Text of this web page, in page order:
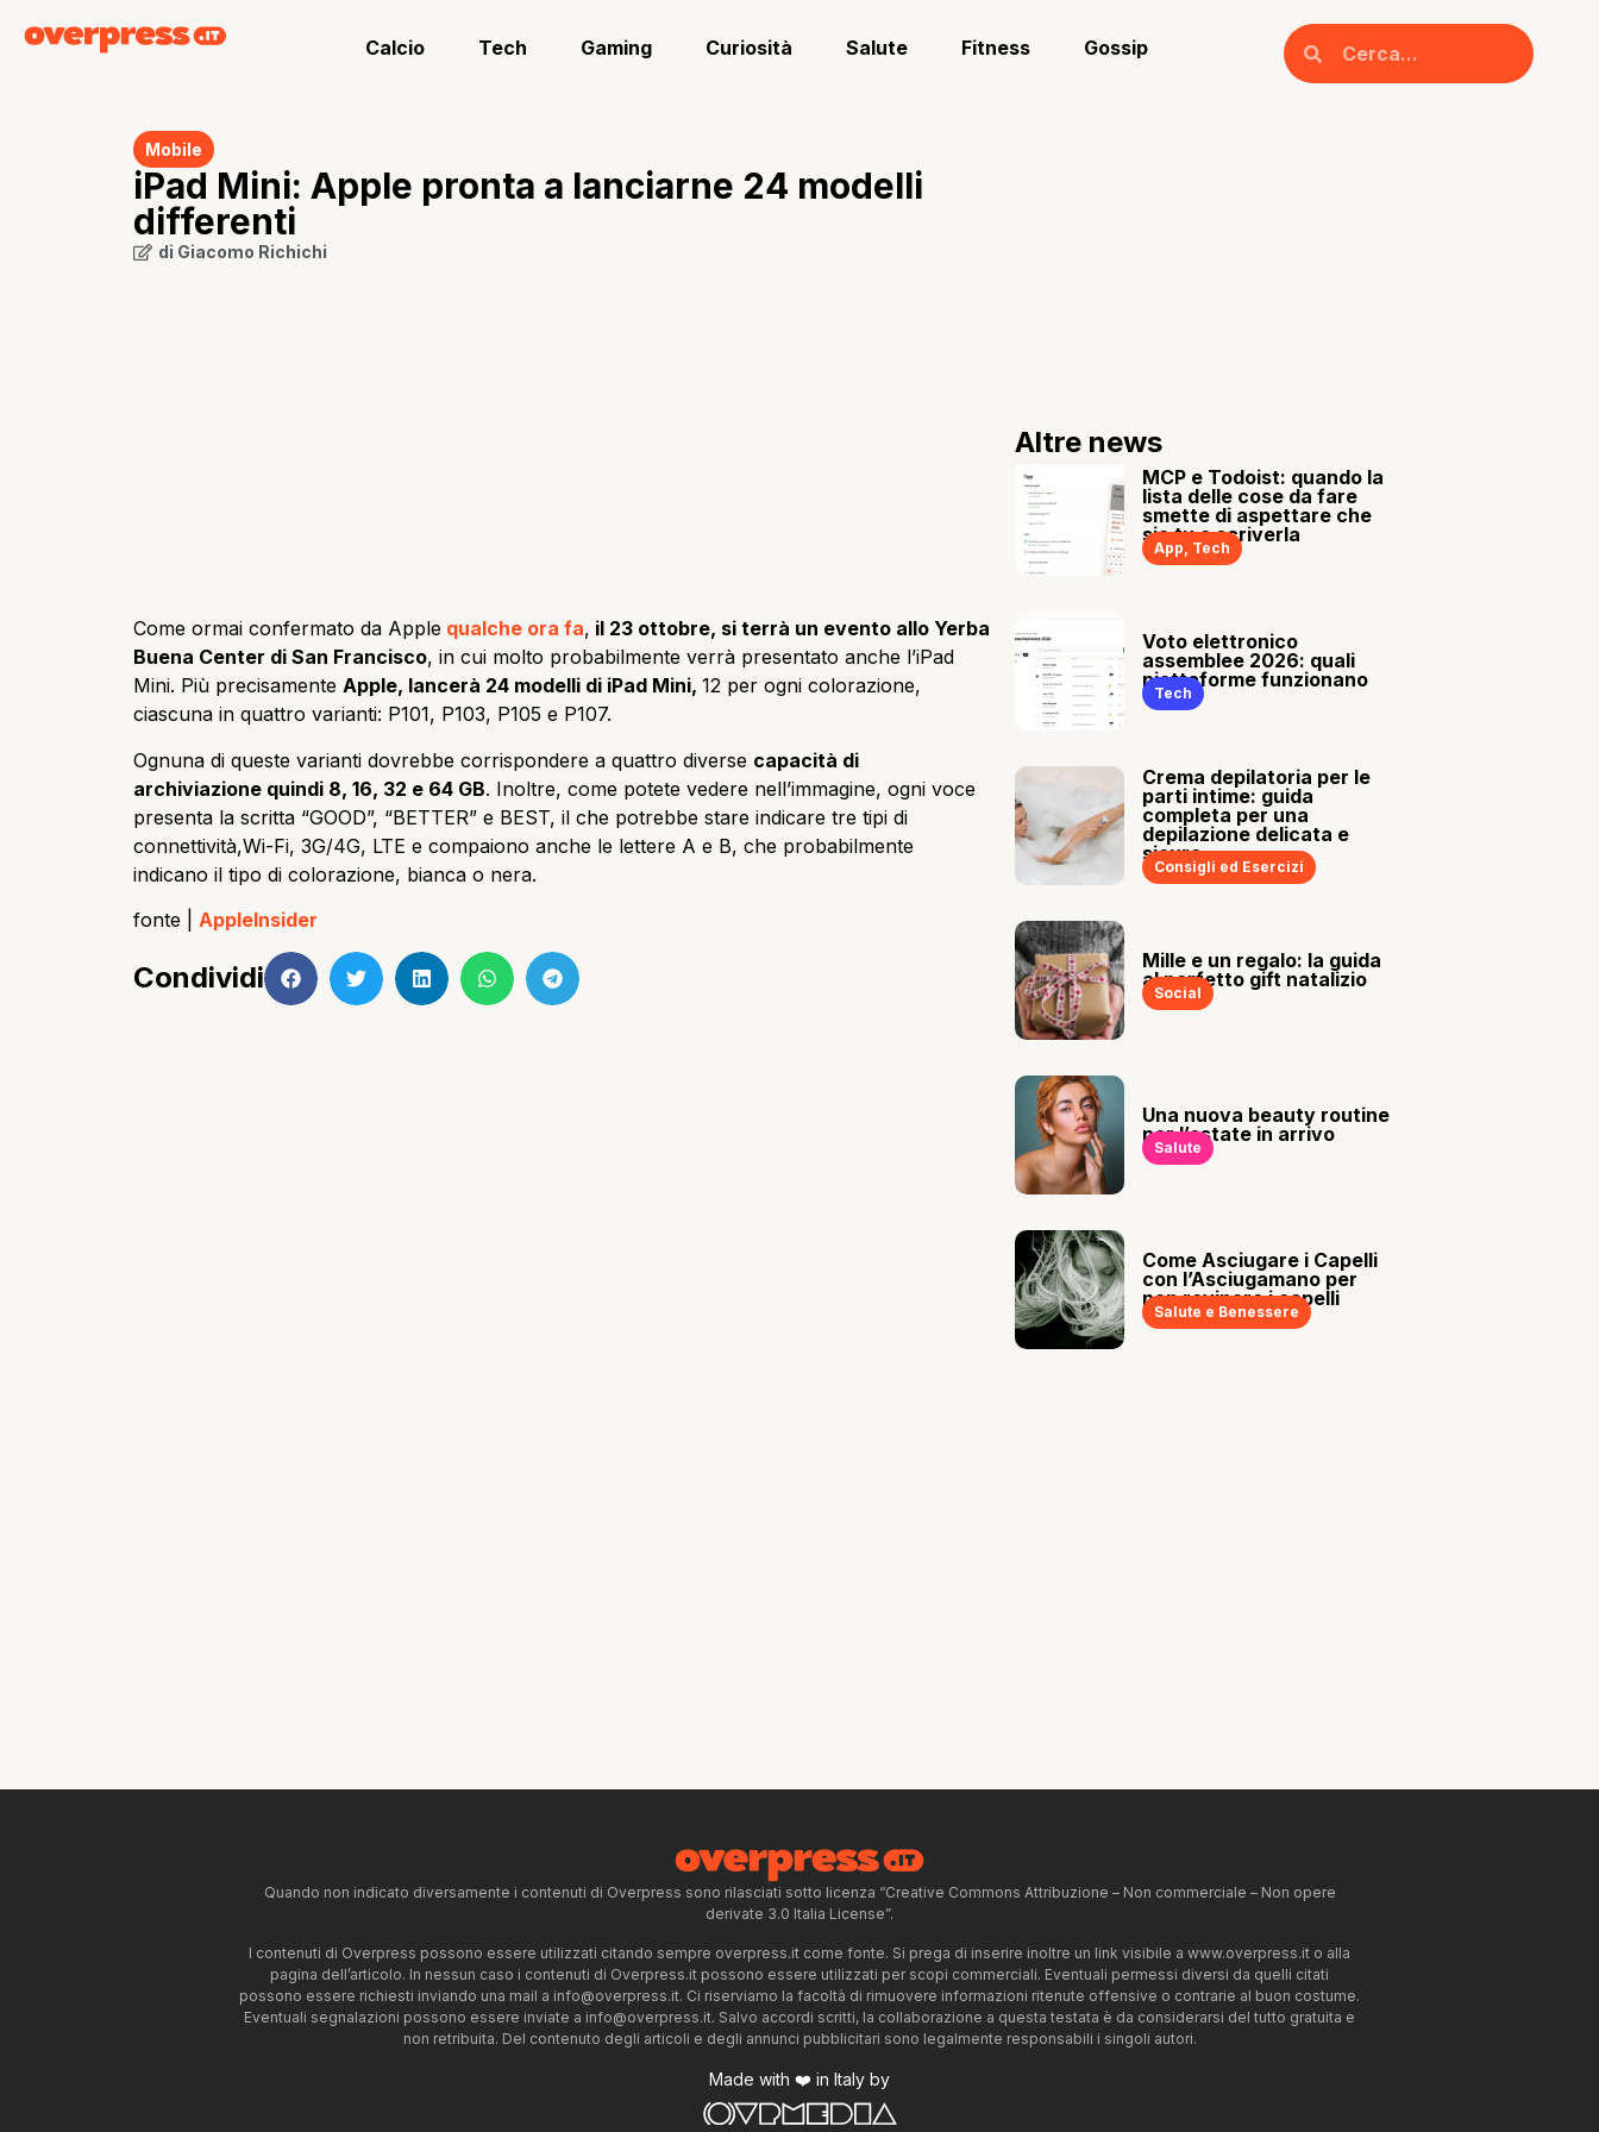
Calcio Tech Gaming Curiosità Salute Fitness Gossip
Mobile
iPad Mini: Apple pronta a lanciarne 24 modelli
differenti
di Giacomo Richichi
Come ormai confermato da Apple qualche ora fa, il 23 ottobre, si terrà un evento allo Yerba
Buena Center di San Francisco, in cui molto probabilmente verrà presentato anche l’iPad
Mini. Più precisamente Apple, lancerà 24 modelli di iPad Mini, 12 per ogni colorazione,
ciascuna in quattro varianti: P101, P103, P105 e P107.
Ognuna di queste varianti dovrebbe corrispondere a quattro diverse capacità di
archiviazione quindi 8, 16, 32 e 64 GB. Inoltre, come potete vedere nell’immagine, ogni voce
presenta la scritta “GOOD”, “BETTER” e BEST, il che potrebbe stare indicare tre tipi di
connettività,Wi-Fi, 3G/4G, LTE e compaiono anche le lettere A e B, che probabilmente
indicano il tipo di colorazione, bianca o nera.
fonte | AppleInsider
Condividi
Altre news
MCP e Todoist: quando la
lista delle cose da fare
smette di aspettare che
sia tu a scriverla
App, Tech
Voto elettronico
assemblee 2026: quali
piattaforme funzionano
Tech
Crema depilatoria per le
parti intime: guida
completa per una
depilazione delicata e
sicura
Consigli ed Esercizi
Mille e un regalo: la guida
al perfetto gift natalizio
Social
Una nuova beauty routine
per l’estate in arrivo
Salute
Come Asciugare i Capelli
con l’Asciugamano per
non rovinare i capelli
Salute e Benessere
Quando non indicato diversamente i contenuti di Overpress sono rilasciati sotto licenza “Creative Commons Attribuzione – Non commerciale – Non opere
derivate 3.0 Italia License”.
I contenuti di Overpress possono essere utilizzati citando sempre overpress.it come fonte. Si prega di inserire inoltre un link visibile a www.overpress.it o alla
pagina dell’articolo. In nessun caso i contenuti di Overpress.it possono essere utilizzati per scopi commerciali. Eventuali permessi diversi da quelli citati
possono essere richiesti inviando una mail a info@overpress.it. Ci riserviamo la facoltà di rimuovere informazioni ritenute offensive o contrarie al buon costume.
Eventuali segnalazioni possono essere inviate a info@overpress.it. Salvo accordi scritti, la collaborazione a questa testata è da considerarsi del tutto gratuita e
non retribuita. Del contenuto degli articoli e degli annunci pubblicitari sono legalmente responsabili i singoli autori.
Made with ❤️ in Italy by